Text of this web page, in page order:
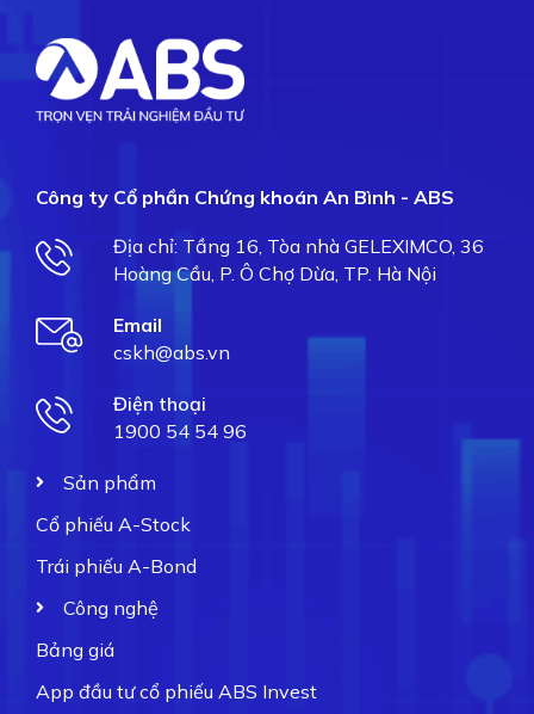
Công ty Cổ phần Chứng khoán An Bình - ABS
Địa chỉ: Tầng 16, Tòa nhà GELEXIMCO, 36
Hoàng Cầu, P. Ô Chợ Dừa, TP. Hà Nội
Email
cskh@abs.vn
Điện thoại
1900 54 54 96
Sản phẩm
Cổ phiếu A-Stock
Trái phiếu A-Bond
Công nghệ
Bảng giá
App đầu tư cổ phiếu ABS Invest